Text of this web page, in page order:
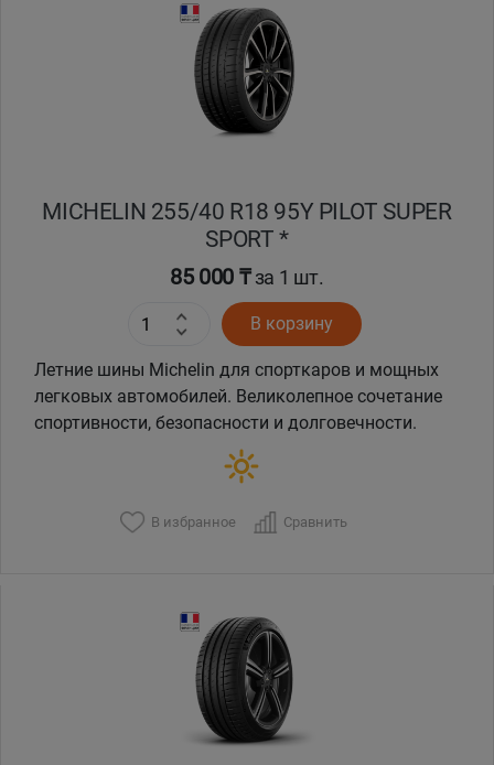
MICHELIN 255/40 R18 95Y PILOT SUPER
SPORT *
85 000 ₸за 1 шт.
В корзину
Летние шины Michelin для спорткаров и мощных
легковых автомобилей. Великолепное сочетание
спортивности, безопасности и долговечности.
В избранное Сравнить